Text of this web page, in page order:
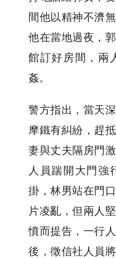
間他以精神不濟
他在當地過夜，
館訂好房間，兩
姦。
警方指出，當天
摩鐵有糾紛，趕
妻與丈夫隔房門
人員踹開大門強
掛，林男站在門
片凌亂，但兩人
憤而提告，一行
後，徵信社人員